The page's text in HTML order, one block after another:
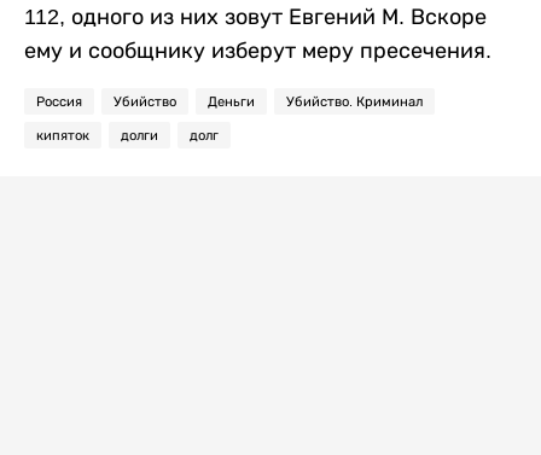
112, одного из них зовут Евгений М. Вскоре
ему и сообщнику изберут меру пресечения.
Россия Убийство Деньги Убийство. Криминал
кипяток долги долг